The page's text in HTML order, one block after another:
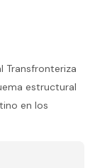
Transfronteriza
estructural
en los
de Tijuana